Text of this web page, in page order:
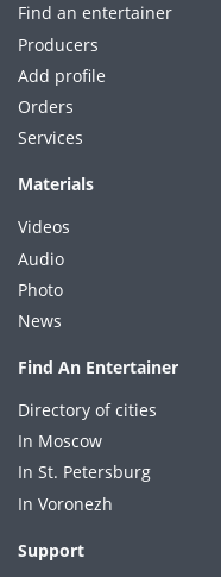
Find an entertainer
Producers
Add profile
Orders
Services
Materials
Videos
Audio
Photo
News
Find An Entertainer
Directory of cities
In Moscow
In St. Petersburg
In Voronezh
Support